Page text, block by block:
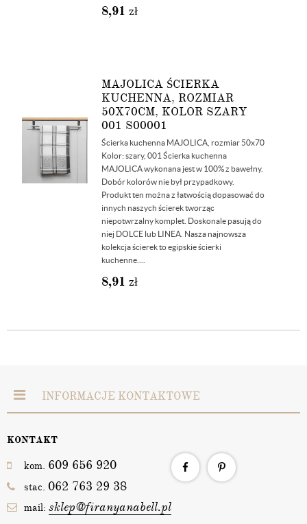
8,91 zł
MAJOLICA ŚCIERKA
KUCHENNA, ROZMIAR
50X70CM, KOLOR SZARY
001 S00001
Ścierka kuchenna MAJOLICA, rozmiar 50x70
Kolor: szary, 001 Ścierka kuchenna
MAJOLICA wykonana jest w 100% z bawełny.
Dobór kolorów nie był przypadkowy.
Produkt ten można z łatwością dopasować do
innych naszych ścierek tworząc
niepotwrzalny komplet. Doskonale pasują do
niej DOLCE lub LINEA. Nasza najnowsza
kolekcja ścierek to egipskie ścierki
kuchenne....
8,91 zł
INFORMACJE KONTAKTOWE
KONTAKT
kom. 609 656 920
stac. 062 763 29 38
mail: sklep@firanyanabell.pl